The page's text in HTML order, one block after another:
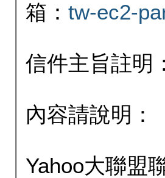
箱： tw-ec2-
信件主旨註明
內容請說明：
Yahoo大聯盟